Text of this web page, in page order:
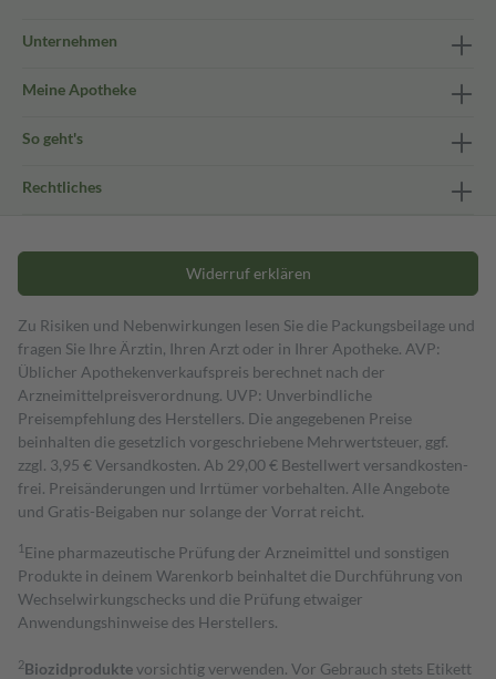
Unternehmen
Meine Apotheke
So geht's
Rechtliches
Widerruf erklären
Zu Risiken und Nebenwirkungen lesen Sie die Packungsbeilage und
fragen Sie Ihre Ärztin, Ihren Arzt oder in Ihrer Apotheke. AVP:
Üblicher Apothekenverkaufspreis berechnet nach der
Arzneimittelpreisverordnung. UVP: Unverbindliche
Preisempfehlung des Herstellers. Die angegebenen Preise
beinhalten die gesetzlich vorgeschriebene Mehrwertsteuer, ggf.
zzgl. 3,95 € Versandkosten. Ab 29,00 € Bestell­wert versand­kosten­
frei. Preisänderungen und Irrtümer vorbehalten. Alle Angebote
und Gratis-Beigaben nur solange der Vorrat reicht.
1 Eine pharmazeutische Prüfung der Arzneimittel und sonstigen
Produkte in deinem Warenkorb beinhaltet die Durchführung von
Wechselwirkungschecks und die Prüfung etwaiger
Anwendungshinweise des Herstellers.
2Biozidproduktevorsichtig verwenden. Vor Gebrauch stets Etikett